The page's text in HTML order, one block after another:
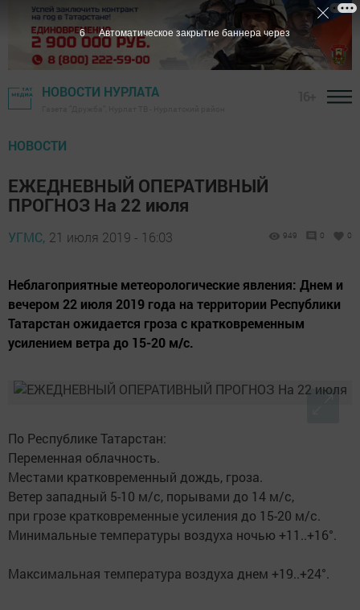
НОВОСТИ НУРЛАТА
НОВОСТИ
ЕЖЕДНЕВНЫЙ ОПЕРАТИВНЫЙ
ПРОГНОЗ На 22 июля
УГМС, 21 июля 2019 - 16:03 949 0 0
Неблагоприятные метеорологические явления: Днем и
вечером 22 июля 2019 года на территории Республики
Татарстан ожидается гроза с кратковременным
усилением ветра до 15-20 м/с.
По Республике Татарстан:
Переменная облачность.
Местами кратковременный дождь, гроза.
Ветер западный 5-10 м/с, порывами до 14 м/с,
при грозе кратковременные усиления до 15-20 м/с.
Минимальные температуры воздуха ночью +11..+16°.
Максимальная температура воздуха днем +19..+24°.
5 Автоматическое закрытие баннера через